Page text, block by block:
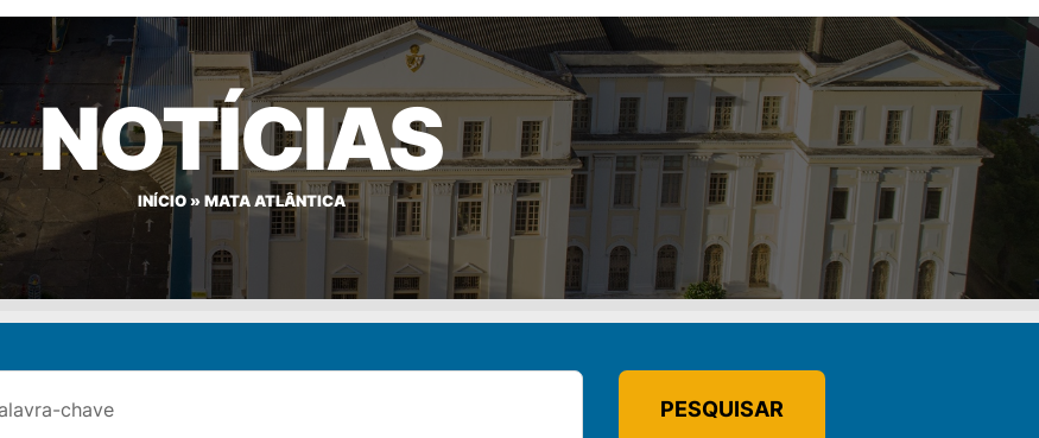
NOTÍCIAS
INÍCIO» MATA ATLÂNTICA
PESQUISAR